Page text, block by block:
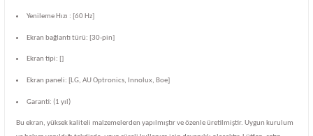
Yenileme Hızı : [60 Hz]
Ekran bağlantı türü: [30-pin]
Ekran tipi: []
Ekran paneli: [LG, AU Optronics, Innolux, Boe]
Garanti: (1 yıl)
Bu ekran, yüksek kaliteli malzemelerden yapılmıştır ve özenle üretilmiştir. Uygun kurulum